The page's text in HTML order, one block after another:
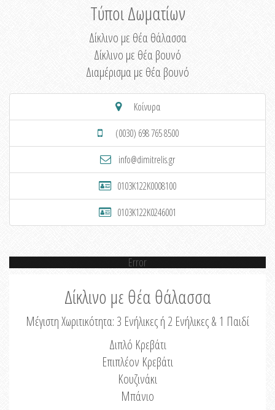
Τύποι Δωματίων
Δίκλινο με θέα θάλασσα
Δίκλινο με θέα βουνό
Διαμέρισμα με θέα βουνό
Κοίνυρα
(0030) 698 765 8500
info@dimitrelis.gr
0103K122K0008100
0103K122K0246001
Error
Δίκλινο με θέα θάλασσα
Μέγιστη Χωριτικότητα: 3 Ενήλικες ή 2 Ενήλικες & 1 Παιδί
Διπλό Κρεβάτι
Επιπλέον Κρεβάτι
Κουζινάκι
Μπάνιο